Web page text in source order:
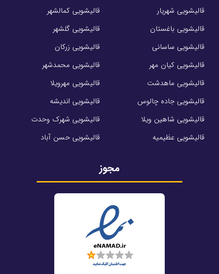
مجوز
قالیشویی شهریار
قالیشویی باغستان
قالیشویی ساسانی
قالیشویی کیان مهر
قالیشویی ماهدشت
قالیشویی جاده چالوس
قالیشویی شاهین ویلا
قالیشویی عظیمیه
قالیشویی کمالشهر
قالیشویی گلشهر
قالیشویی زرکان
قالیشویی محمدشهر
قالیشویی مهرویلا
قالیشویی اندیشه
قالیشویی شهرک وحدت
قالیشویی حسن آباد